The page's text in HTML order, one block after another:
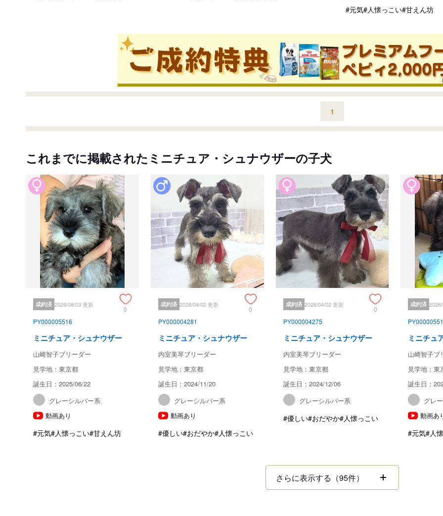
#元気#人懐っこい#甘えん坊
1
これまでに掲載されたミニチュア・シュナウザーの子犬
成約済 2026/08/03 更新
0
PY000005516
ミニチュア・シュナウザー
山崎智子ブリーダー
見学地：東京都
誕生日：2025/06/22
グレーシルバー系
動画あり
#元気#人懐っこい#甘えん坊
成約済 2026/04/02 更新
0
PY000004281
ミニチュア・シュナウザー
内室美琴ブリーダー
見学地：東京都
誕生日：2024/11/20
グレーシルバー系
動画あり
#優しい#おだやか#人懐っこい
成約済 2026/04/02 更新
0
PY000004275
ミニチュア・シュナウザー
内室美琴ブリーダー
見学地：東京都
誕生日：2024/12/06
グレーシルバー系
#優しい#おだやか#人懐っこい
成約済
ミニチュ
山崎智子ブ
見学地：東
誕生日：
グレ
動画あ
#元気#人
さらに表示する（95件）